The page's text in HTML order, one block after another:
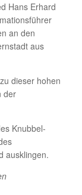
Hans Erhard
an den
aus
dieser hohen
der
Knubbel-
ausklingen.